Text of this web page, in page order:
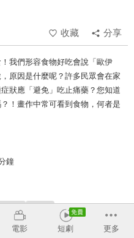
收藏
分享
我們形容食物好吃會說「歐伊
原因是什麼呢？許多民眾會在家
狀應「避免」吃止痛藥？您知道
！畫作中常可看到食物，何者是
鐘
呂孟凡
電影 短劇 更多